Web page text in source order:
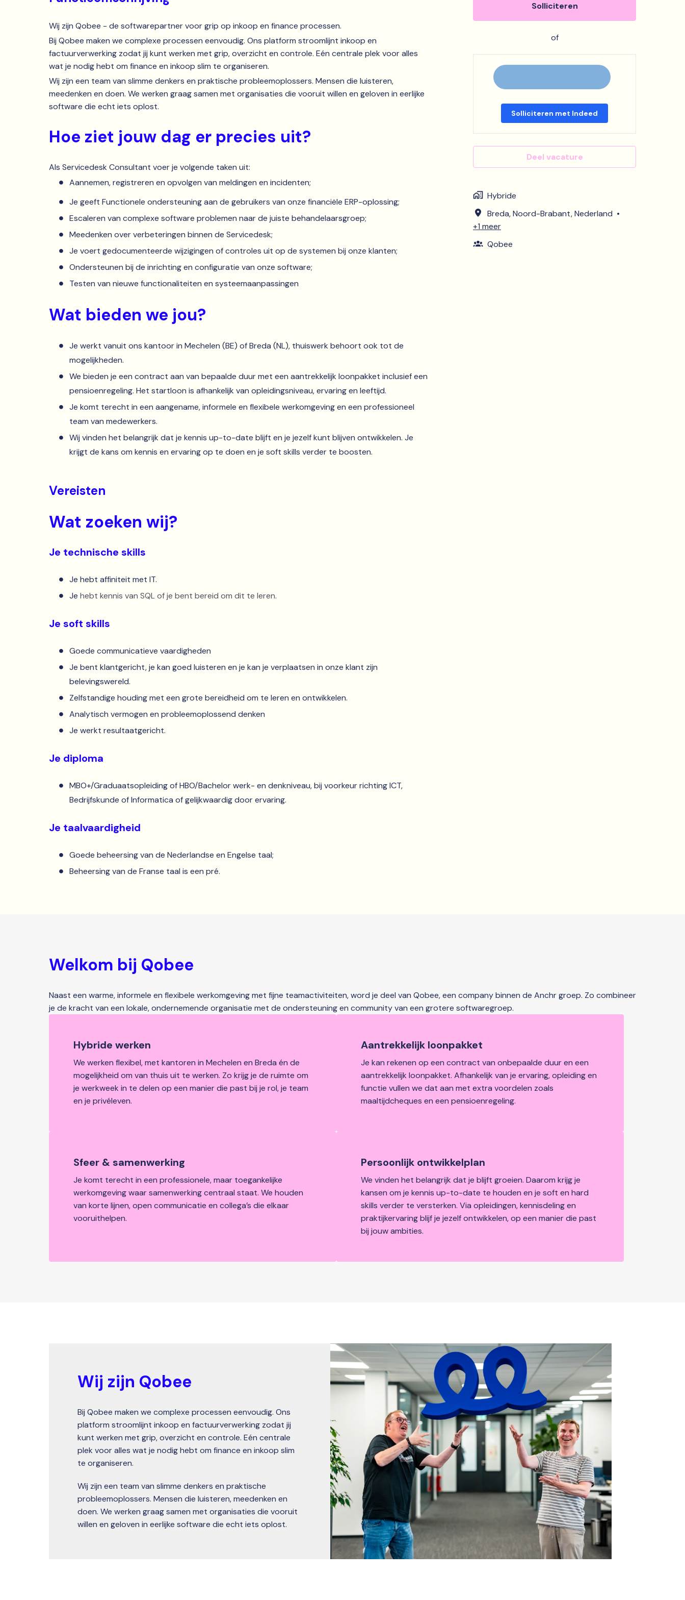
Wij zijn Qobee - de softwarepartner voor grip op inkoop en finance processen.
Bij Qobee maken we complexe processen eenvoudig. Ons platform stroomlijnt inkoop en
factuurverwerking zodat jij kunt werken met grip, overzicht en controle. Eén centrale plek voor alles
wat je nodig hebt om finance en inkoop slim te organiseren.
Wij zijn een team van slimme denkers en praktische probleemoplossers. Mensen die luisteren,
meedenken en doen. We werken graag samen met organisaties die vooruit willen en geloven in eerlijke
software die echt iets oplost.
Hoe ziet jouw dag er precies uit?
Als Servicedesk Consultant voer je volgende taken uit:
Aannemen, registreren en opvolgen van meldingen en incidenten;
Je geeft Functionele ondersteuning aan de gebruikers van onze financiële ERP-oplossing;
Escaleren van complexe software problemen naar de juiste behandelaarsgroep;
Meedenken over verbeteringen binnen de Servicedesk;
Je voert gedocumenteerde wijzigingen of controles uit op de systemen bij onze klanten;
Ondersteunen bij de inrichting en configuratie van onze software;
Testen van nieuwe functionaliteiten en systeemaanpassingen
Wat bieden we jou?
Je werkt vanuit ons kantoor in Mechelen (BE) of Breda (NL), thuiswerk behoort ook tot de
mogelijkheden.
We bieden je een contract aan van bepaalde duur met een aantrekkelijk loonpakket inclusief een
pensioenregeling. Het startloon is afhankelijk van opleidingsniveau, ervaring en leeftijd.
Je komt terecht in een aangename, informele en flexibele werkomgeving en een professioneel
team van medewerkers.
Wij vinden het belangrijk dat je kennis up-to-date blijft en je jezelf kunt blijven ontwikkelen. Je
krijgt de kans om kennis en ervaring op te doen en je soft skills verder te boosten.
Vereisten
Wat zoeken wij?
Je technische skills
Je hebt affiniteit met IT.
Je hebt kennis van SQL of je bent bereid om dit te leren.
Je soft skills
Goede communicatieve vaardigheden
Je bent klantgericht, je kan goed luisteren en je kan je verplaatsen in onze klant zijn
belevingswereld.
Zelfstandige houding met een grote bereidheid om te leren en ontwikkelen.
Analytisch vermogen en probleemoplossend denken
Je werkt resultaatgericht.
Je diploma
MBO+/Graduaatsopleiding of HBO/Bachelor werk- en denkniveau, bij voorkeur richting ICT,
Bedrijfskunde of Informatica of gelijkwaardig door ervaring.
Je taalvaardigheid
Goede beheersing van de Nederlandse en Engelse taal;
Beheersing van de Franse taal is een pré.
Solliciteren
of
Solliciteren met Indeed
Deel vacature
Hybride
Breda,Noord-Brabant,Nederland •
+1 meer
Qobee
Welkom bij Qobee
Naast een warme, informele en flexibele werkomgeving met fijne teamactiviteiten, word je deel van Qobee, een company binnen de Anchr groep. Zo combineer
je de kracht van een lokale, ondernemende organisatie met de ondersteuning en community van een grotere softwaregroep.
Hybride werken
We werken flexibel, met kantoren in Mechelen en Breda én de
mogelijkheid om van thuis uit te werken. Zo krijg je de ruimte om
je werkweek in te delen op een manier die past bij je rol, je team
en je privéleven.
Aantrekkelijk loonpakket
Je kan rekenen op een contract van onbepaalde duur en een
aantrekkelijk loonpakket. Afhankelijk van je ervaring, opleiding en
functie vullen we dat aan met extra voordelen zoals
maaltijdcheques en een pensioenregeling.
Sfeer & samenwerking
Je komt terecht in een professionele, maar toegankelijke
werkomgeving waar samenwerking centraal staat. We houden
van korte lijnen, open communicatie en collega’s die elkaar
vooruithelpen.
Persoonlijk ontwikkelplan
We vinden het belangrijk dat je blijft groeien. Daarom krijg je
kansen om je kennis up-to-date te houden en je soft en hard
skills verder te versterken. Via opleidingen, kennisdeling en
praktijkervaring blijf je jezelf ontwikkelen, op een manier die past
bij jouw ambities.
Wij zijn Qobee
Bij Qobee maken we complexe processen eenvoudig. Ons
platform stroomlijnt inkoop en factuurverwerking zodat jij
kunt werken met grip, overzicht en controle. Eén centrale
plek voor alles wat je nodig hebt om finance en inkoop slim
te organiseren.
Wij zijn een team van slimme denkers en praktische
probleemoplossers. Mensen die luisteren, meedenken en
doen. We werken graag samen met organisaties die vooruit
willen en geloven in eerlijke software die echt iets oplost.